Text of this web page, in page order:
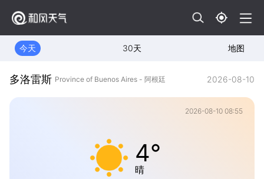
今天 30天 地图
多洛雷斯 Province of Buenos Aires - 阿根廷 2026-08-10
2026-08-10 08:55
4°
晴